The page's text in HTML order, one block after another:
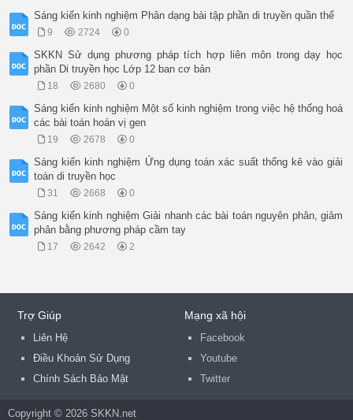
Sáng kiến kinh nghiệm Phân dạng bài tập phần di truyền quần thể
9 2724 0
SKKN Sử dụng phương pháp tích hợp liên môn trong dạy học
phần Di truyền học Lớp 12 ban cơ bản
18 2680 0
Sáng kiến kinh nghiệm Một số kinh nghiệm trong việc hệ thống hoá
các bài toán hoán vị gen
19 2678 0
Sáng kiến kinh nghiệm Ứng dụng toán xác suất thống kê vào giải
toán di truyền học
31 2668 0
Sáng kiến kinh nghiệm Giải nhanh các bài toán nguyên phân, giảm
phân bằng phương pháp cầm tay
17 2642 2
Trợ Giúp
Liên Hệ
Điều Khoản Sử Dụng
Chính Sách Bảo Mật
Mạng xã hội
Facebook
Youtube
Twitter
Copyright © 2026 SKKN.net